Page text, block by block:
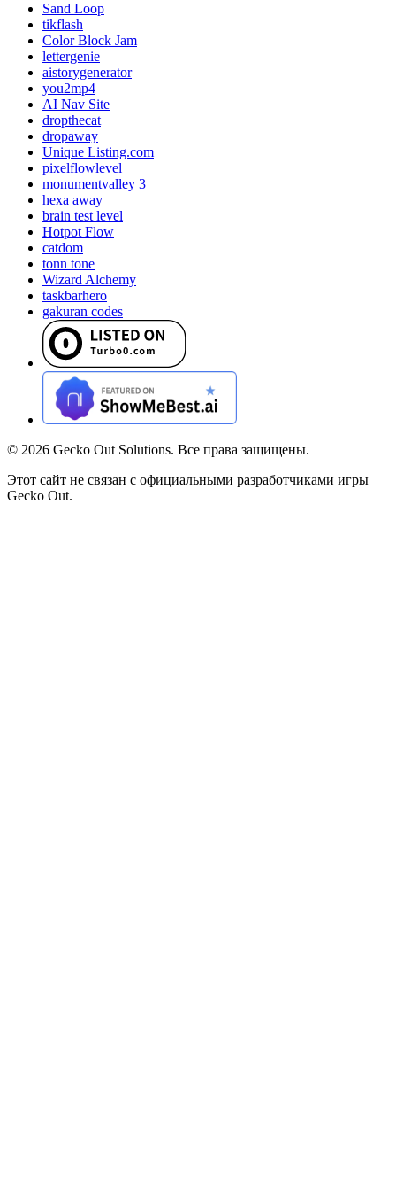
Sand Loop
tikflash
Color Block Jam
lettergenie
aistorygenerator
you2mp4
AI Nav Site
dropthecat
dropaway
Unique Listing.com
pixelflowlevel
monumentvalley 3
hexa away
brain test level
Hotpot Flow
catdom
tonn tone
Wizard Alchemy
taskbarhero
gakuran codes
© 2026 Gecko Out Solutions. Все права защищены.
Этот сайт не связан с официальными разработчиками игры
Gecko Out.